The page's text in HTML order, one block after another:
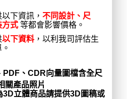
下資訊，不同設計、尺
方式 等都會影響價格。
以下資料 ，以利我司評估生
PDF、CDR向量圖檔含全尺
關產品照片
3D立體商品請提供3D圖稿或